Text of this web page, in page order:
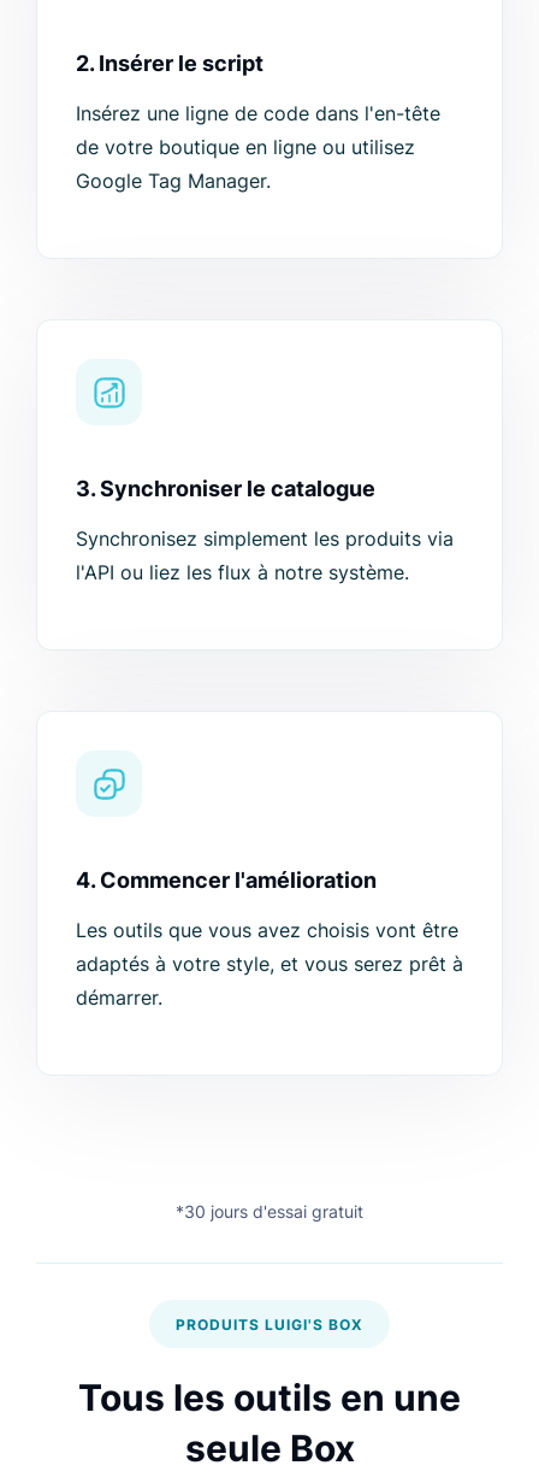
2. Insérer le script
Insérez une ligne de code dans l'en-tête
de votre boutique en ligne ou utilisez
Google Tag Manager.
3. Synchroniser le catalogue
Synchronisez simplement les produits via
l'API ou liez les flux à notre système.
4. Commencer l'amélioration
Les outils que vous avez choisis vont être
adaptés à votre style, et vous serez prêt à
démarrer.
*30 jours d'essai gratuit
PRODUITS LUIGI'S BOX
Tous les outils en une
seule Box